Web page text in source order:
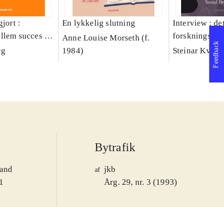
:
succes og
projekter
En lykkelig slutning
Anne Louise Morseth (f.
1984)
Interview :
håndværk
Steinar Kvale
Bytrafik
af jkb
Årg. 29, nr. 3 (1993)
Feedback